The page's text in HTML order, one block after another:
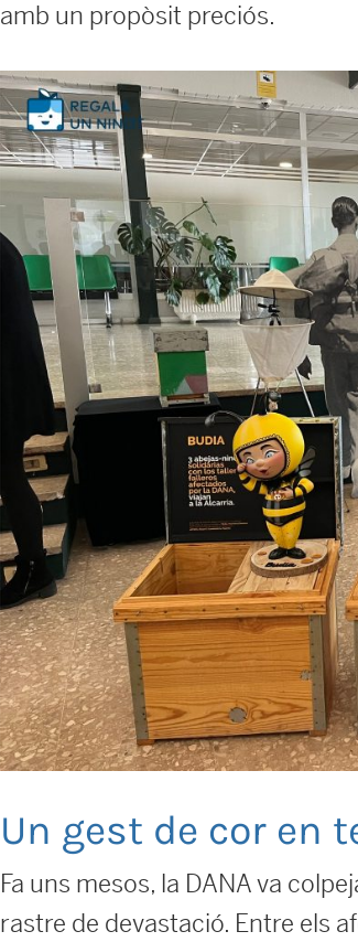
amb un propòsit preciós.
Un gest de cor en
Fa uns mesos, la DANA va
rastre de devastació. Entre els